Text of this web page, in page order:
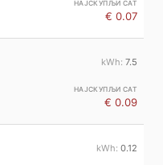
€ 0.07
7.5
€ 0.09
0.12